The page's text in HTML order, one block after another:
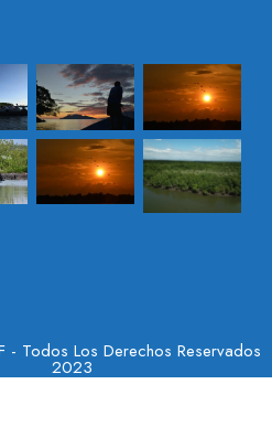
- Todos Los Derechos Reservados
2023